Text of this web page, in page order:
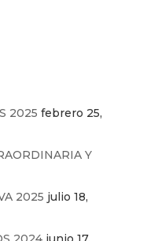
2025 febrero 25,
Y
2025 julio 18,